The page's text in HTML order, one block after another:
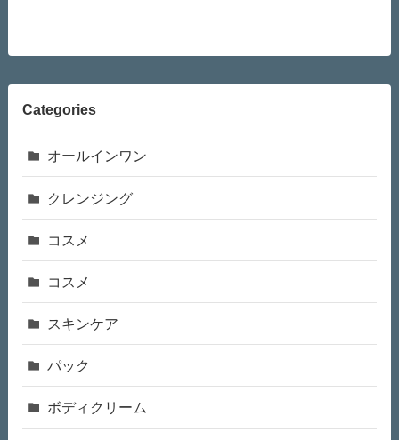
Categories
オールインワン
クレンジング
コスメ
コスメ
スキンケア
パック
ボディクリーム